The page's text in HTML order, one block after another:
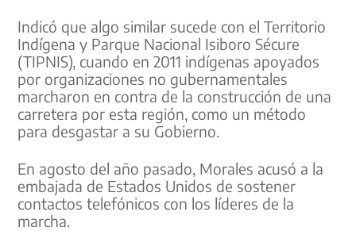
Indicó que algo similar sucede con el Territorio
Indígena y Parque Nacional Isiboro Sécure
(TIPNIS), cuando en 2011 indígenas apoyados
por organizaciones no gubernamentales
marcharon en contra de la construcción de una
carretera por esta región, como un método
para desgastar a su Gobierno.
En agosto del año pasado, Morales acusó a la
embajada de Estados Unidos de sostener
contactos telefónicos con los líderes de la
marcha.